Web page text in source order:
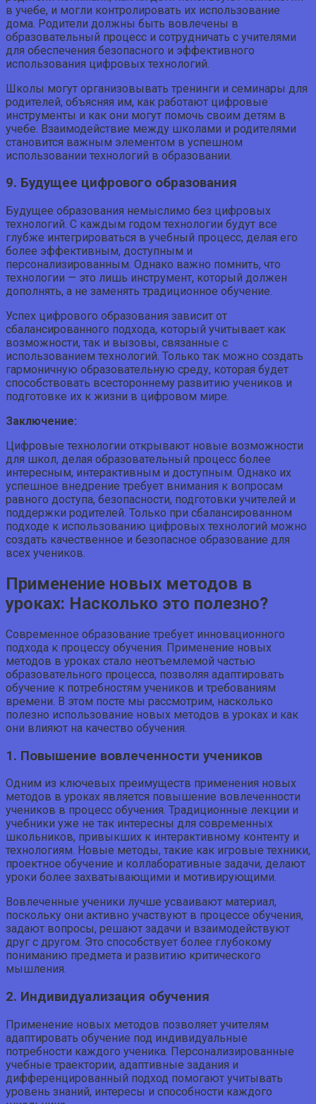
в учебе, и могли контролировать их использование
дома. Родители должны быть вовлечены в
образовательный процесс и сотрудничать с учителями
для обеспечения безопасного и эффективного
использования цифровых технологий.
Школы могут организовывать тренинги и семинары для
родителей, объясняя им, как работают цифровые
инструменты и как они могут помочь своим детям в
учебе. Взаимодействие между школами и родителями
становится важным элементом в успешном
использовании технологий в образовании.
9. Будущее цифрового образования
Будущее образования немыслимо без цифровых
технологий. С каждым годом технологии будут все
глубже интегрироваться в учебный процесс, делая его
более эффективным, доступным и
персонализированным. Однако важно помнить, что
технологии — это лишь инструмент, который должен
дополнять, а не заменять традиционное обучение.
Успех цифрового образования зависит от
сбалансированного подхода, который учитывает как
возможности, так и вызовы, связанные с
использованием технологий. Только так можно создать
гармоничную образовательную среду, которая будет
способствовать всестороннему развитию учеников и
подготовке их к жизни в цифровом мире.
Заключение:
Цифровые технологии открывают новые возможности
для школ, делая образовательный процесс более
интересным, интерактивным и доступным. Однако их
успешное внедрение требует внимания к вопросам
равного доступа, безопасности, подготовки учителей и
поддержки родителей. Только при сбалансированном
подходе к использованию цифровых технологий можно
создать качественное и безопасное образование для
всех учеников.
Применение новых методов в
уроках: Насколько это полезно?
Современное образование требует инновационного
подхода к процессу обучения. Применение новых
методов в уроках стало неотъемлемой частью
образовательного процесса, позволяя адаптировать
обучение к потребностям учеников и требованиям
времени. В этом посте мы рассмотрим, насколько
полезно использование новых методов в уроках и как
они влияют на качество обучения.
1. Повышение вовлеченности учеников
Одним из ключевых преимуществ применения новых
методов в уроках является повышение вовлеченности
учеников в процесс обучения. Традиционные лекции и
учебники уже не так интересны для современных
школьников, привыкших к интерактивному контенту и
технологиям. Новые методы, такие как игровые техники,
проектное обучение и коллаборативные задачи, делают
уроки более захватывающими и мотивирующими.
Вовлеченные ученики лучше усваивают материал,
поскольку они активно участвуют в процессе обучения,
задают вопросы, решают задачи и взаимодействуют
друг с другом. Это способствует более глубокому
пониманию предмета и развитию критического
мышления.
2. Индивидуализация обучения
Применение новых методов позволяет учителям
адаптировать обучение под индивидуальные
потребности каждого ученика. Персонализированные
учебные траектории, адаптивные задания и
дифференцированный подход помогают учитывать
уровень знаний, интересы и способности каждого